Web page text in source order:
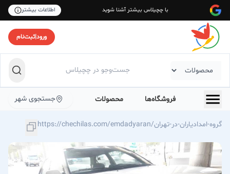
با چچیلاس بیشتر آشنا شوید اطلاعات بیشتر
ورود|ثبت‌نام
فروشگاه‌ها محصولات جستجوی شهر
https://chechilas.com/emdadyaran/گروه-امدادیاران-در-تهران